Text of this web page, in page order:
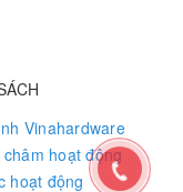
Vinahardware
hoạt động
hoạt động